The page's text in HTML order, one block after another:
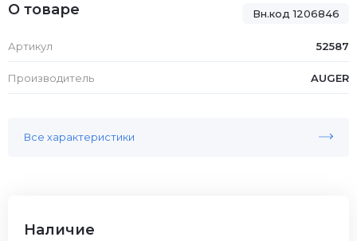
Вн.код 1206846
О товаре
Артикул 52587
Производитель AUGER
Все характеристики
Наличие